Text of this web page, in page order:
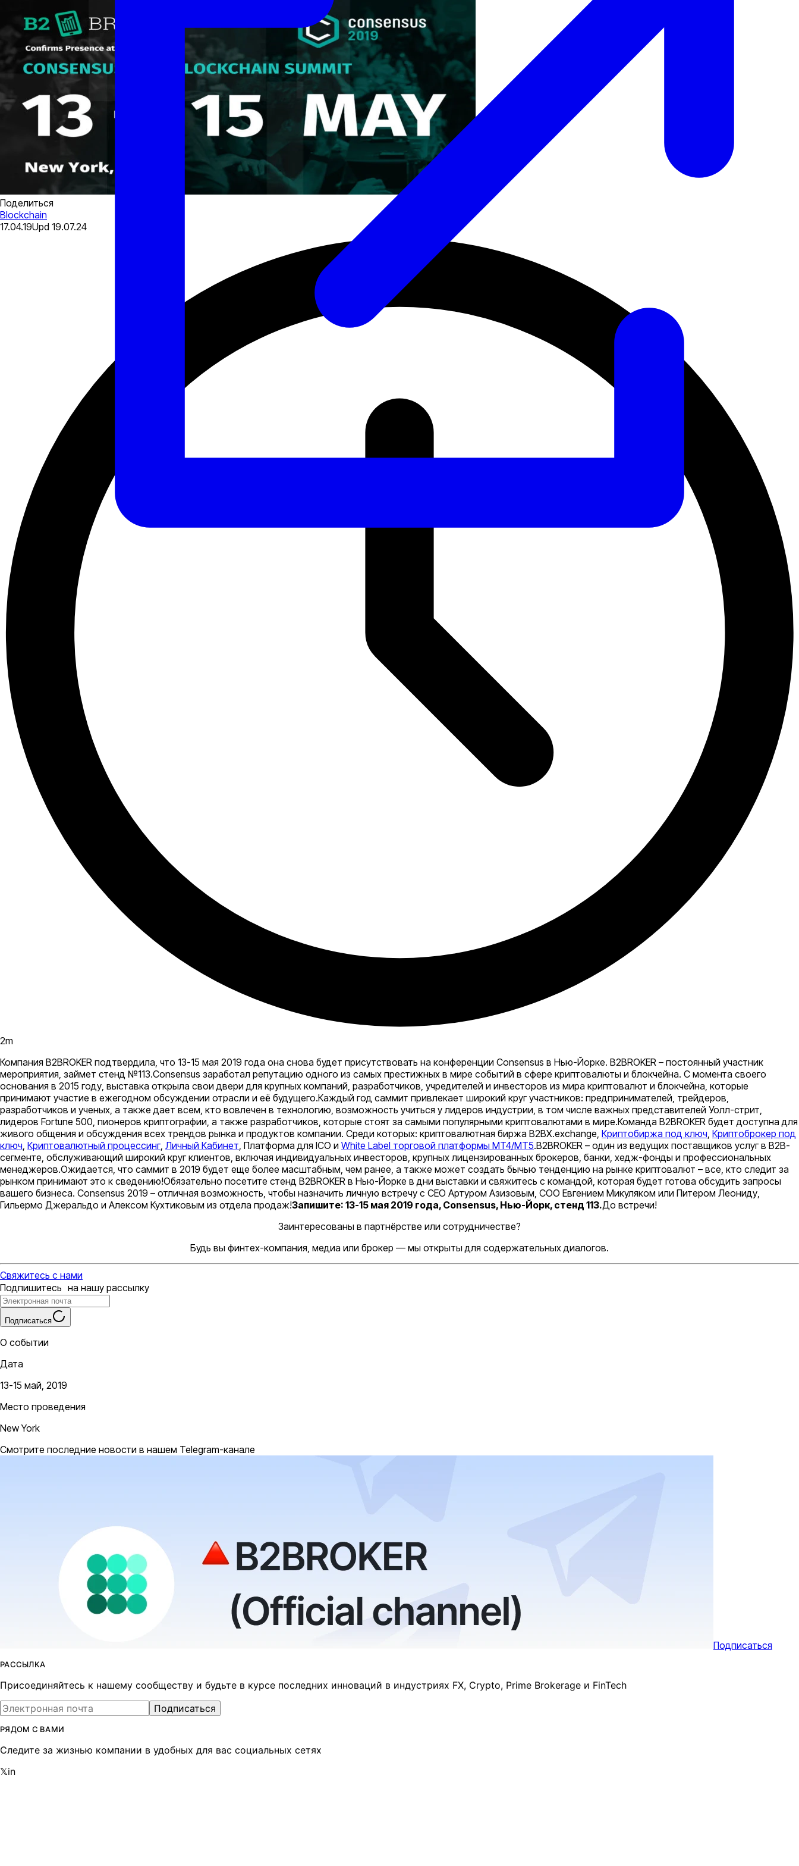
Поделиться
Blockchain
17.04.19Upd 19.07.24
2m
Компания B2BROKER подтвердила, что 13-15 мая 2019 года она снова будет присутствовать на конференции Consensus в Нью-Йорке. B2BROKER – постоянный участник
мероприятия, займет стенд №113.Consensus заработал репутацию одного из самых престижных в мире событий в сфере криптовалюты и блокчейна. С момента своего
основания в 2015 году, выставка открыла свои двери для крупных компаний, разработчиков, учредителей и инвесторов из мира криптовалют и блокчейна, которые
принимают участие в ежегодном обсуждении отрасли и её будущего.Каждый год саммит привлекает широкий круг участников: предпринимателей, трейдеров,
разработчиков и ученых, а также дает всем, кто вовлечен в технологию, возможность учиться у лидеров индустрии, в том числе важных представителей Уолл-стрит,
лидеров Fortune 500, пионеров криптографии, а также разработчиков, которые стоят за самыми популярными криптовалютами в мире.Команда B2BROKER будет доступна для
живого общения и обсуждения всех трендов рынка и продуктов компании. Среди которых: криптовалютная биржа B2BX.exchange, Криптобиржа под ключ Криптоброкер под
ключ Криптовалютный процессинг, Личный Кабинет , Платформа для ICO и White Label торговой платформы MT4/MT5.B2BROKER – один из ведущих поставщиков услуг в B2B-
сегменте, обслуживающий широкий круг клиентов, включая индивидуальных инвесторов, крупных лицензированных брокеров, банки, хедж-фонды и профессиональных
менеджеров.Ожидается, что саммит в 2019 будет еще более масштабным, чем ранее, а также может создать бычью тенденцию на рынке криптовалют – все, кто следит за
рынком принимают это к сведению!Обязательно посетите стенд B2BROKER в Нью-Йорке в дни выставки и свяжитесь с командой, которая будет готова обсудить запросы
вашего бизнеса. Consensus 2019 – отличная возможность, чтобы назначить личную встречу с CEO Артуром Азизовым, COO Евгением Микуляком или Питером Леониду,
Гильермо Джеральдо и Алексом Кухтиковым из отдела продаж!Запишите: 13-15 мая 2019 года, Consensus, Нью-Йорк, стенд 113.До встречи!
Заинтересованы в партнёрстве или сотрудничестве?
Будь вы финтех-компания, медиа или брокер — мы открыты для содержательных диалогов.
Свяжитесь с нами
Подпишитесь на нашу рассылку
Подписаться
О событии
Дата
13-15 май, 2019
Место проведения
New York
Смотрите последние новости в нашем Telegram-канале
Подписаться
РАССЫЛКА
Присоединяйтесь к нашему сообществу и будьте в курсе последних инноваций в индустриях FX, Crypto, Prime Brokerage и FinTech
Подписаться
РЯДОМ С ВАМИ
Следите за жизнью компании в удобных для вас социальных сетях
𝕏in